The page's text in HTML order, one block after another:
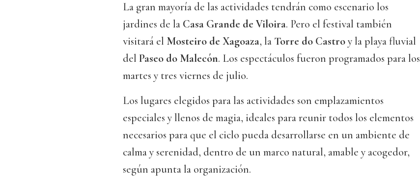
La gran mayoría de las actividades tendrán como escenario los
jardines de la Casa Grande de Viloira. Pero el festival también
visitará el Mosteiro de Xagoaza, la Torre do Castroy la playa fluvial
del Paseo do Malecón. Los espectáculos fueron programados para los
martes y tres viernes de julio.
Los lugares elegidos para las actividades son emplazamientos
especiales y llenos de magia, ideales para reunir todos los elementos
necesarios para que el ciclo pueda desarrollarse en un ambiente de
calma y serenidad, dentro de un marco natural, amable y acogedor,
según apunta la organización.